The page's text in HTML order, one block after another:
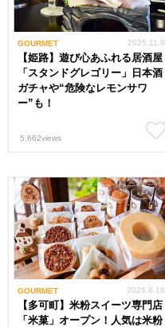
GOURMET
【姫路】遊び心あふれる居酒屋
「スタンドグレゴリー」日本酒
ガチャや“危険なレモンサワ
ー”も！
2025.11.8
5,662views
GOURMET
【多可町】米粉スイーツ専門店
「米菓」オープン！人気は米粉
2025.8.16